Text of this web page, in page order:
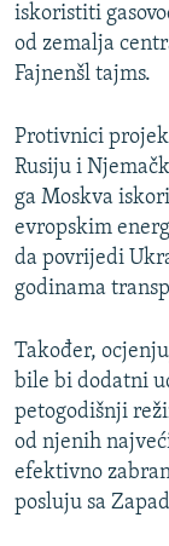
iskoristiti
od zemalja
Fajnenšl tajms.
Protivnici
Rusiju i
ga Moskva
evropskim
da povrijedi
godinama
Također,
bile bi dodatni
petogodišnji
od njenih
efektivno
posluju sa